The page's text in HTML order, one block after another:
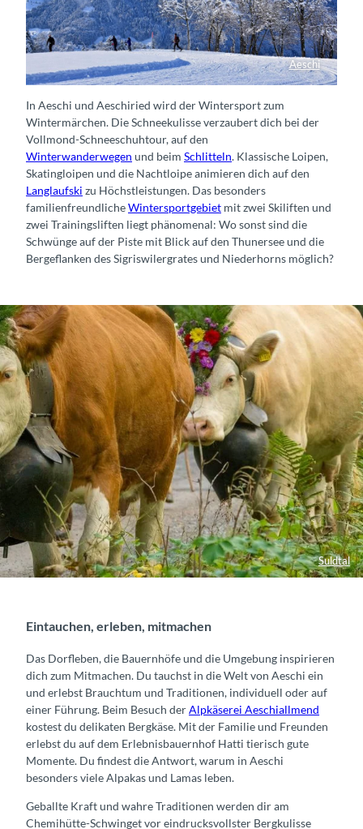
Aeschi
Loipe Aeschi
In Aeschi und Aeschiried wird der Wintersport zum
Wintermärchen. Die Schneekulisse verzaubert dich bei der
Vollmond-Schneeschuhtour, auf den
Winterwanderwegen und beim Schlitteln. Klassische Loipen,
Skatingloipen und die Nachtloipe animieren dich auf den
Langlaufski zu Höchstleistungen. Das besonders
familienfreundlicheWintersportgebiet mit zwei Skiliften und
zwei Trainingsliften liegt phänomenal: Wo sonst sind die
Schwünge auf der Piste mit Blick auf den Thunersee und die
Bergeflanken des Sigriswilergrates und Niederhorns möglich?
Suldtal
Eintauchen, erleben, mitmachen
Das Dorfleben, die Bauernhöfe und die Umgebung inspirieren
dich zum Mitmachen. Du tauchst in die Welt von Aeschi ein
und erlebst Brauchtum und Traditionen, individuell oder auf
einer Führung. Beim Besuch derAlpkäserei Aeschiallmend
kostest du delikaten Bergkäse. Mit der Familie und Freunden
erlebst du auf dem Erlebnisbauernhof Hatti tierisch gute
Momente. Du findest die Antwort, warum in Aeschi
besonders viele Alpakas und Lamas leben.
Geballte Kraft und wahre Traditionen werden dir am
Chemihütte-Schwinget vor eindrucksvollster Bergkulisse